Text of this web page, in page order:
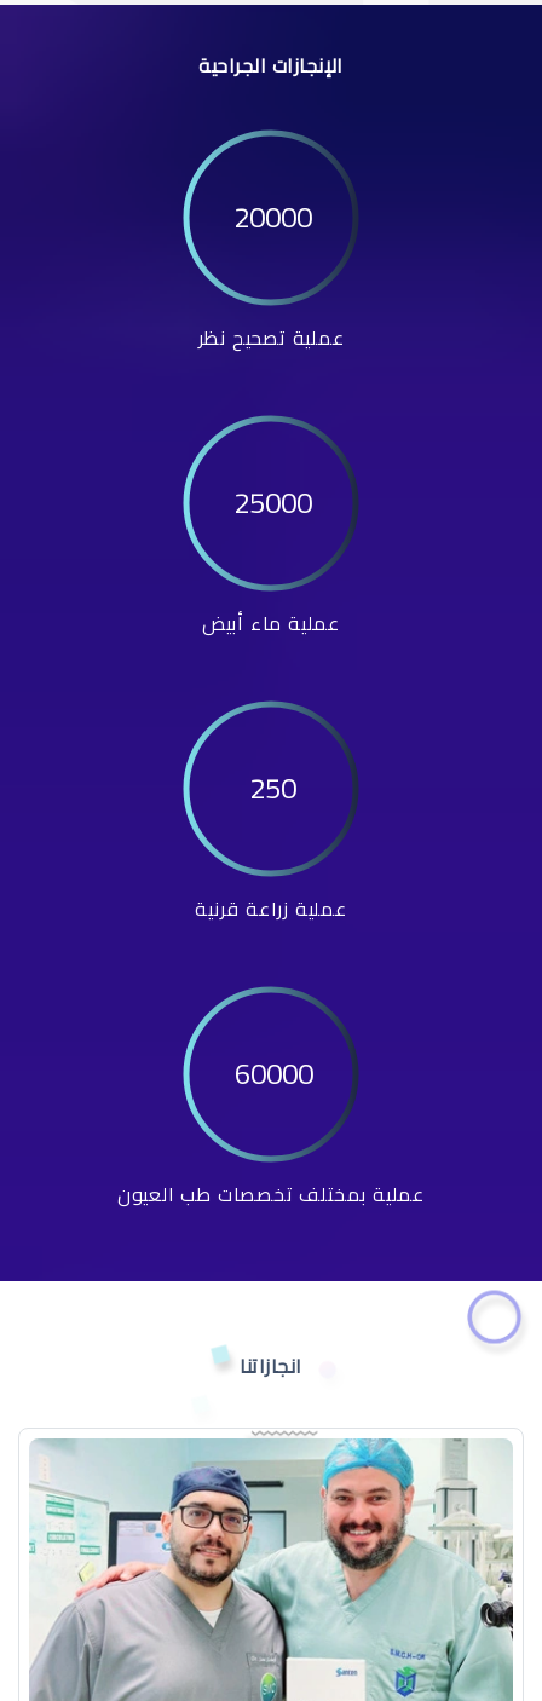
الإنجازات الجراحية
20000
عملية تصحيح نظر
25000
عملية ماء أبيض
250
عملية زراعة قرنية
60000
عملية بمختلف تخصصات طب العيون
انجازاتنا